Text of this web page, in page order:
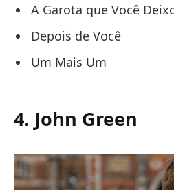
A Garota que Você
Depois de Você
Um Mais Um
4. John Green